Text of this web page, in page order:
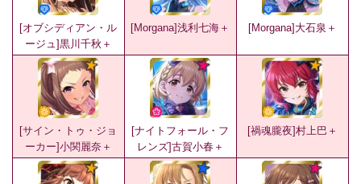
[オブシディアン・ル
ージュ]黒川千秋＋
[Morgana]浅利七海＋ [Morgana]大石泉＋
[サイン・トゥ・ジョ
ーカー]小関麗奈＋
[ナイトフォール・フ
レンズ]古賀小春＋
[禍魂朧夜]村上巴＋